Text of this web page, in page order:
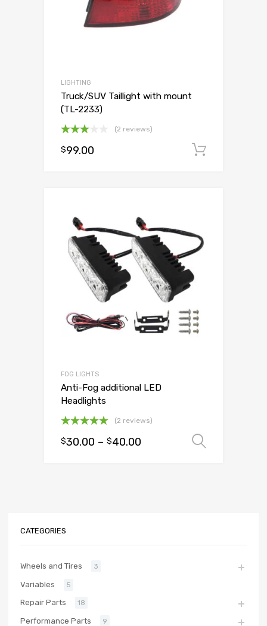
LIGHTING
Truck/SUV Taillight with mount
(TL-2233)
3.00
(2 reviews)
$99.00
FOG LIGHTS
Anti-Fog additional LED
Headlights
5.00na 5
(2 reviews)
$30.00 – $40.00
CATEGORIES
Wheels and Tires 3
Variables 5
Repair Parts 18
Performance Parts 9